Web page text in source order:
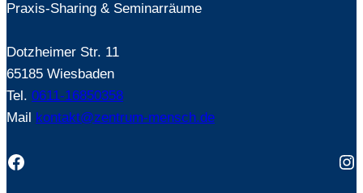
–
Praxis-Sharing & Seminarräume
Dotzheimer Str. 11
65185 Wiesbaden
Tel. 0611-16850358
Mail kontakt@zentrum-mensch.de
Facebook